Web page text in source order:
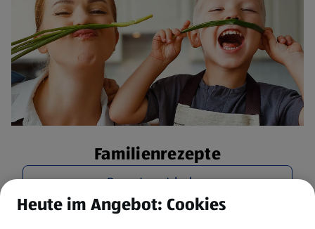
Familienrezepte
Rezepte entdecken
Heute im Angebot: Cookies